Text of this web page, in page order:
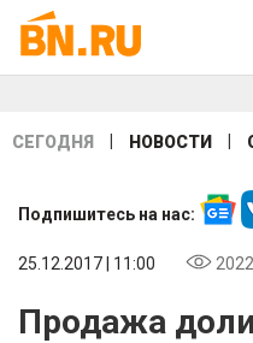
СЕГОДНЯ НОВОСТИ
Подпишитесь на нас:
25.12.2017 | 11:00
Продажа